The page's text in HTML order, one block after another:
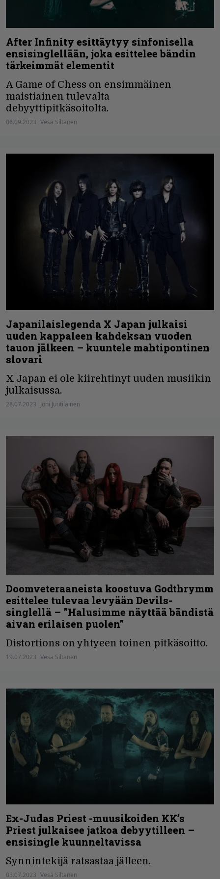
After Infinity esittäytyy sinfonisella
ensisinglellään, joka esittelee bändin
tärkeimmät elementit
A Game of Chess on ensimmäinen
maistiainen tulevalta
debyyttipitkäsoitolta.
06.09.2023 Vesa Siltanen
Japanilaislegenda X Japan julkaisi
uuden kappaleen kahdeksan vuoden
tauon jälkeen – kuuntele mahtipontinen
slovari
X Japan ei ole kiirehtinyt uuden musiikin
julkaisussa.
28.07.2023 Joni Juutilainen
Doomveteraaneista koostuva Godthrymm
esittelee tulevaa levyään Devils-
singlellä – ”Halusimme näyttää bändistä
aivan erilaisen puolen”
Distortions on yhtyeen toinen pitkäsoitto.
19.07.2023 Vesa Siltanen
Ex-Judas Priest -muusikoiden KK’s
Priest julkaisee jatkoa debyytilleen –
ensisingle kuunneltavissa
Synnintekijä ratsastaa jälleen.
03.07.2023 Vesa Siltanen